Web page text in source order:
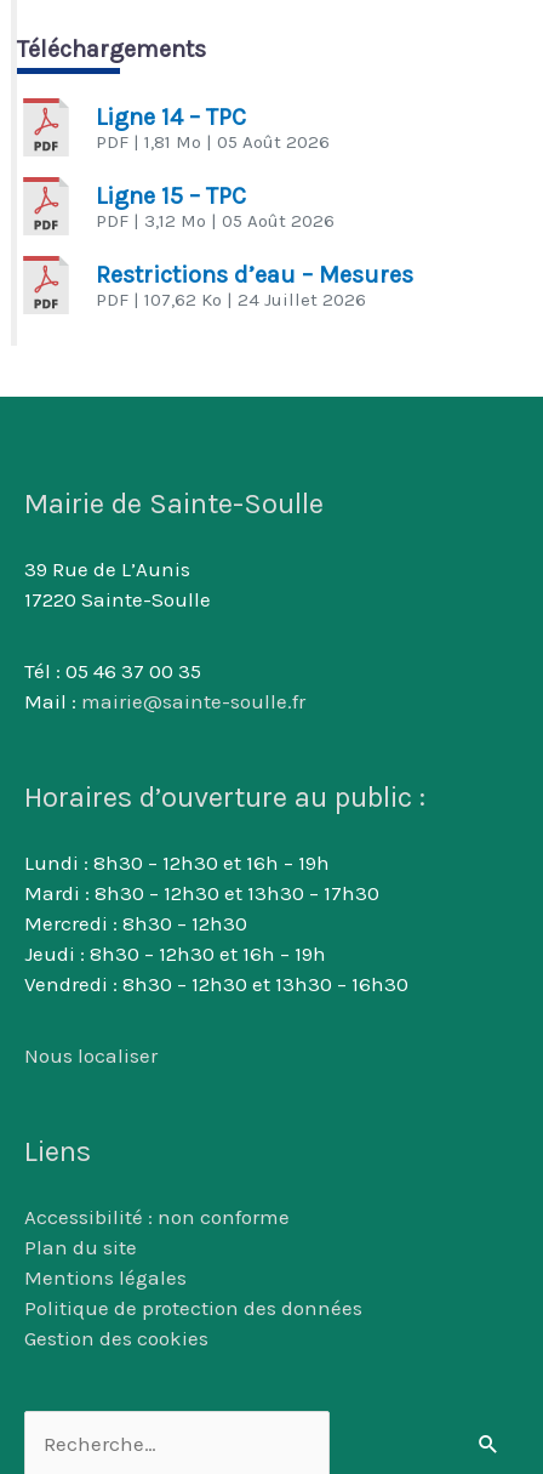
Téléchargements
Ligne 14 – TPC
PDF | 1,81 Mo | 05 Août 2026
Ligne 15 – TPC
PDF | 3,12 Mo | 05 Août 2026
Restrictions d’eau – Mesures
PDF | 107,62 Ko | 24 Juillet 2026
Mairie de Sainte-Soulle
39 Rue de L’Aunis
17220 Sainte-Soulle
Tél : 05 46 37 00 35
Mail : mairie@sainte-soulle.fr
Horaires d’ouverture au public :
Lundi : 8h30 – 12h30 et 16h – 19h
Mardi : 8h30 – 12h30 et 13h30 – 17h30
Mercredi : 8h30 – 12h30
Jeudi : 8h30 – 12h30 et 16h – 19h
Vendredi : 8h30 – 12h30 et 13h30 – 16h30
Nous localiser
Liens
Accessibilité : non conforme
Plan du site
Mentions légales
Politique de protection des données
Gestion des cookies